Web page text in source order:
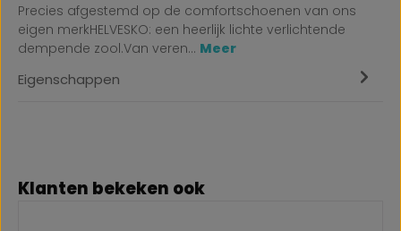
Precies afgestemd op de comfortschoenen van ons
eigen merkHELVESKO: een heerlijk lichte verlichtende
dempende zool.Van veren… Meer
Eigenschappen
Productgalerij overslaan
Klanten bekeken ook